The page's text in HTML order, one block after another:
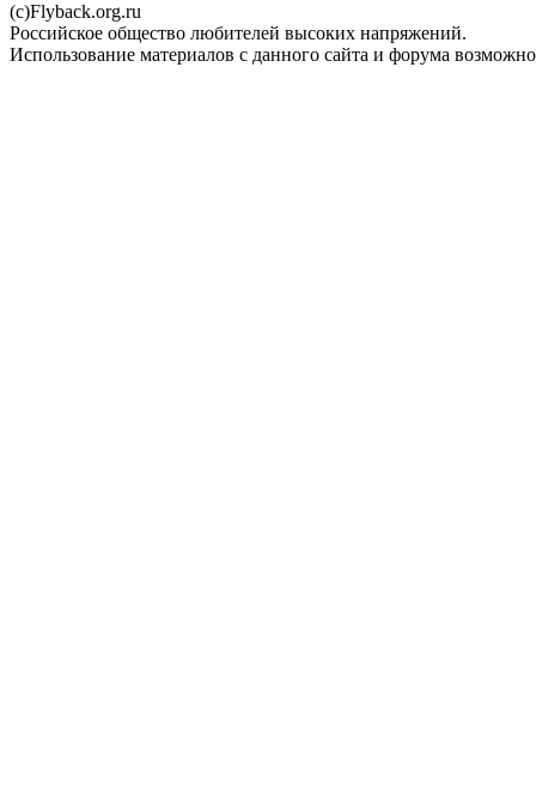
(c)Flyback.org.ru
Российское общество любителей высоких напряжений.
Использование материалов с данного сайта и форума